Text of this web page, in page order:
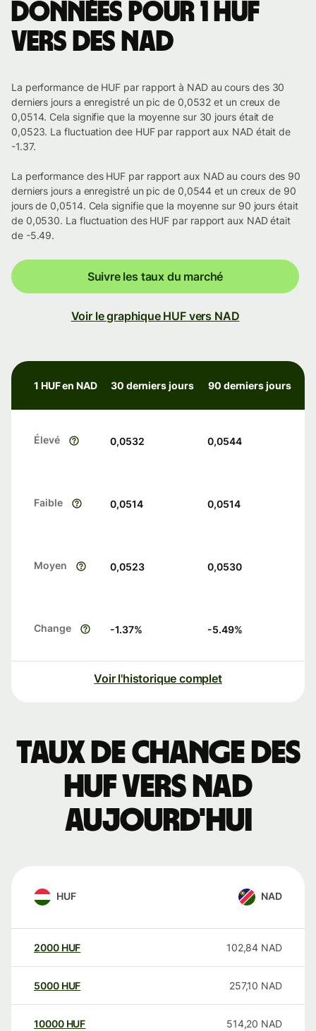
Données pour 1 HUF
vers des NAD
La performance de HUF par rapport à NAD au cours des 30
derniers jours a enregistré un pic de 0,0532 et un creux de
0,0514. Cela signifie que la moyenne sur 30 jours était de
0,0523. La fluctuation dee HUF par rapport aux NAD était de
-1.37.
La performance des HUF par rapport aux NAD au cours des 90
derniers jours a enregistré un pic de 0,0544 et un creux de 90
jours de 0,0514. Cela signifie que la moyenne sur 90 jours était
de 0,0530. La fluctuation des HUF par rapport aux NAD était
de -5.49.
Suivre les taux du marché
Voir le graphique HUF vers NAD
1 HUF en NAD 30 derniers jours 90 derniers jours
Élevé 0,0532 0,0544
Faible 0,0514 0,0514
Moyen 0,0523 0,0530
Change -1.37% -5.49%
Voir l'historique complet
Taux de change des
HUF vers NAD
aujourd'hui
HUF NAD
2000 HUF 102,84 NAD
5000 HUF 257,10 NAD
10000 HUF 514,20 NAD